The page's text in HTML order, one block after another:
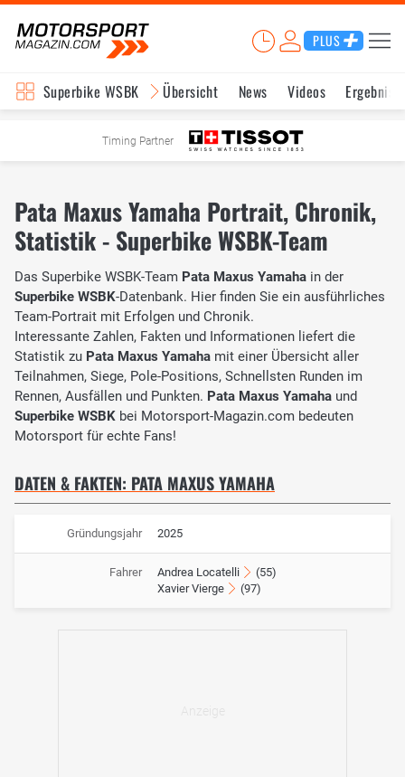
PLUS
Superbike WSBK Übersicht News Videos
Timing Partner
Pata Maxus Yamaha Portrait, Chronik,
Statistik - Superbike WSBK-Team
Das Superbike WSBK-Team Pata Maxus Yamaha in der
Superbike WSBK-Datenbank. Hier finden Sie ein ausführliches
Team-Portrait mit Erfolgen und Chronik.
Interessante Zahlen, Fakten und Informationen liefert die
Statistik zu Pata Maxus Yamaha mit einer Übersicht aller
Teilnahmen, Siege, Pole-Positions, Schnellsten Runden im
Rennen, Ausfällen und Punkten. Pata Maxus Yamaha und
Superbike WSBK bei Motorsport-Magazin.com bedeuten
Motorsport für echte Fans!
DATEN & FAKTEN: PATA MAXUS YAMAHA
Gründungsjahr 2025
Fahrer Andrea Locatelli
(55)
Xavier Vierge
(97)